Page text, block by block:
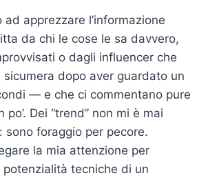
apprezzare l’informazione
da chi le cose le sa davvero,
o dagli influencer che
dopo aver guardato un
— e che ci commentano pure
po’. Dei “trend” non mi è mai
sono foraggio per pecore.
la mia attenzione per
tecniche di un